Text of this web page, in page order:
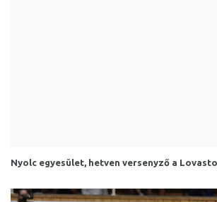
Nyolc egyesület, hetven versenyző a